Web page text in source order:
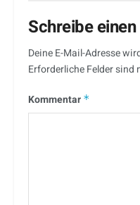
Schreibe
Deine E-Mail-Adresse
Erforderliche Felder sind
Kommentar *